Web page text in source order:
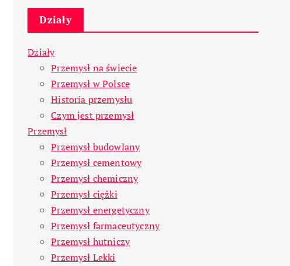
Działy
Działy
Przemysł na świecie
Przemysł w Polsce
Historia przemysłu
Czym jest przemysł
Przemysł
Przemysł budowlany
Przemysł cementowy
Przemysł chemiczny
Przemysł ciężki
Przemysł energetyczny
Przemysł farmaceutyczny
Przemysł hutniczy
Przemysł Lekki